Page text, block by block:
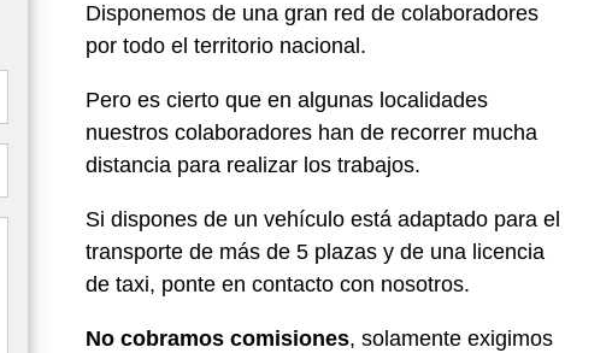
Disponemos de una gran red de colaboradores
por todo el territorio nacional.
Pero es cierto que en algunas localidades
nuestros colaboradores han de recorrer mucha
distancia para realizar los trabajos.
Si dispones de un vehículo está adaptado para el
transporte de más de 5 plazas y de una licencia
de taxi, ponte en contacto con nosotros.
No cobramos comisiones, solamente exigimos